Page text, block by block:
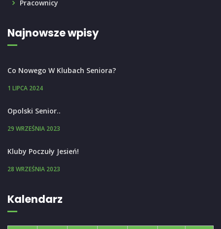
Pracownicy
Najnowsze wpisy
Co Nowego W Klubach Seniora?
1 LIPCA 2024
Opolski Senior..
29 WRZEŚNIA 2023
Kluby Poczuły Jesień!
28 WRZEŚNIA 2023
Kalendarz